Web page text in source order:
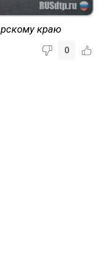
краю
0